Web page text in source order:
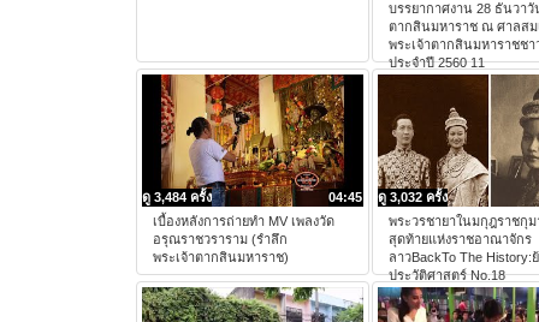
บรรยากาศงาน 28 ธันวาวั
ตากสินมหาราช ณ ศาลสม
พระเจ้าตากสินมหาราชช
ประจำปี 2560 11
04:45
ดู 3,484 ครั้ง
เบื้องหลังการถ่ายทำ MV เพลงวัด
อรุณราชวราราม (รําลึก
พระเจ้าตากสินมหาราช)
ดู 3,032 ครั้ง
พระวรชายาในมกุฎราชกุม
สุดท้ายแห่งราชอาณาจักร
ลาวBackTo The History:
ประวัติศาสตร์ No.18